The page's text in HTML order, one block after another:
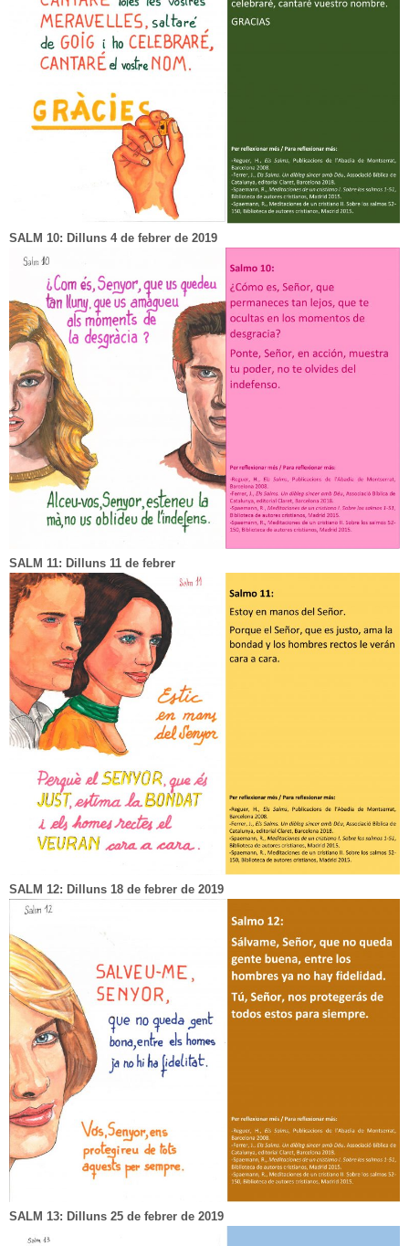
SALM 10: Dilluns 4 de febrer de 2019
SALM 11: Dilluns 11 de febrer
SALM 12: Dilluns 18 de febrer de 2019
SALM 13: Dilluns 25 de febrer de 2019